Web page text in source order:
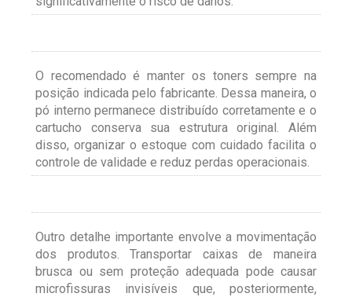
O recomendado é manter os toners sempre na
posição indicada pelo fabricante. Dessa maneira, o
pó interno permanece distribuído corretamente e o
cartucho conserva sua estrutura original. Além
disso, organizar o estoque com cuidado facilita o
controle de validade e reduz perdas operacionais.
Outro detalhe importante envolve a movimentação
dos produtos. Transportar caixas de maneira
brusca ou sem proteção adequada pode causar
microfissuras invisíveis que, posteriormente,